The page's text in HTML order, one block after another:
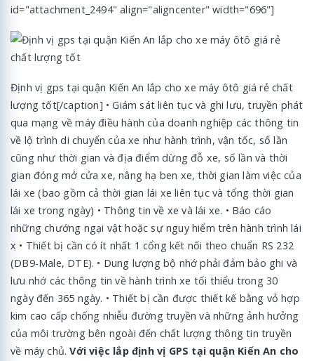
id="attachment_2494" align="aligncenter" width="696"]
Định vị gps tại quận Kiến An lắp cho xe máy ôtô giá rẻ chất
lượng tốt[/caption] • Giám sát liên tục và ghi lưu, truyền phát
qua mạng về máy điều hành của doanh nghiệp các thông tin
về lộ trình di chuyển của xe như hành trình, vận tốc, số lần
cũng như thời gian và địa điểm dừng đỗ xe, số lần và thời
gian đóng mở cửa xe, nâng hạ ben xe, thời gian làm việc của
lái xe (bao gồm cả thời gian lái xe liên tục và tổng thời gian
lái xe trong ngày) • Thông tin về xe và lái xe. • Báo cáo
những chướng ngại vật hoặc sự nguy hiểm trên hành trình lái
x • Thiết bị cần có ít nhất 1 cổng kết nối theo chuẩn RS 232
(DB9-Male, DTE). • Dung lượng bộ nhớ phải đảm bảo ghi và
lưu nhớ các thông tin về hành trình xe tối thiểu trong 30
ngày đến 365 ngày. • Thiết bị cần được thiết kế bằng vỏ hợp
kim cao cấp chống nhiễu đường truyền và những ảnh hưởng
của môi trường bên ngoài đến chất lượng thông tin truyền
về máy chủ.Với việc lắp định vị GPS tại quận Kiến An cho